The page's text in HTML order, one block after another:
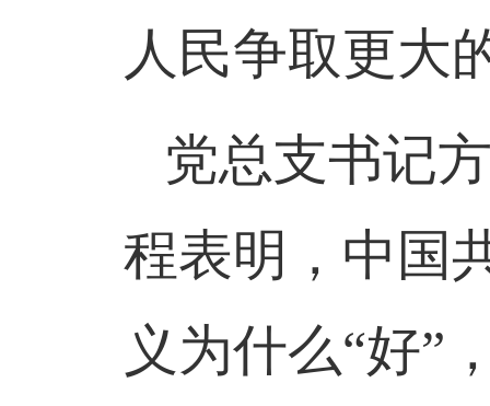
人民争取更大
党总支书记
程表明，中国
义为什么“好”